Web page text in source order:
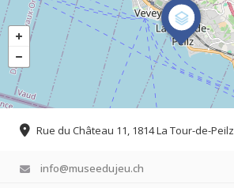
Rue du Château 11, 1814 La Tour-de-Peilz
info@museedujeu.ch